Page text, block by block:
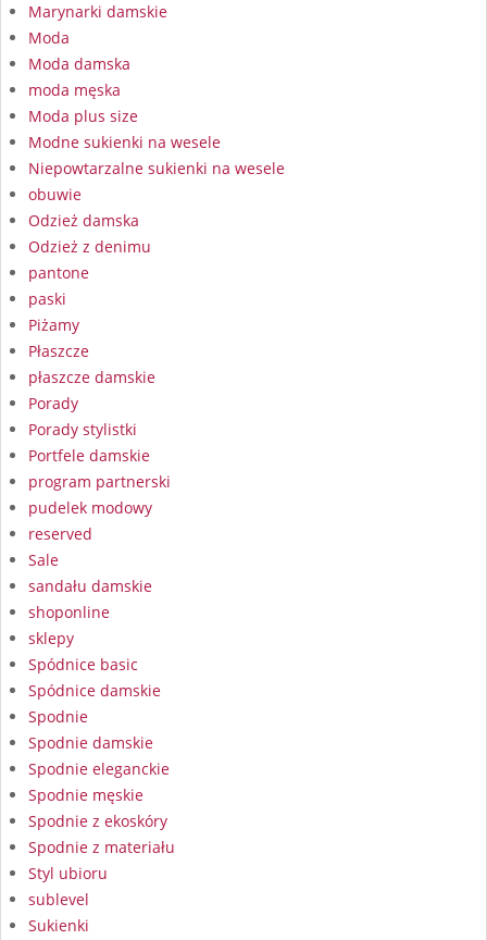
Marynarki damskie
Moda
Moda damska
moda męska
Moda plus size
Modne sukienki na wesele
Niepowtarzalne sukienki na wesele
obuwie
Odzież damska
Odzież z denimu
pantone
paski
Piżamy
Płaszcze
płaszcze damskie
Porady
Porady stylistki
Portfele damskie
program partnerski
pudelek modowy
reserved
Sale
sandału damskie
shoponline
sklepy
Spódnice basic
Spódnice damskie
Spodnie
Spodnie damskie
Spodnie eleganckie
Spodnie męskie
Spodnie z ekoskóry
Spodnie z materiału
Styl ubioru
sublevel
Sukienki